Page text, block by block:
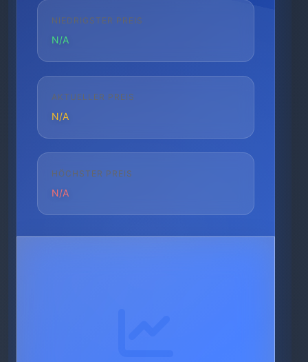
NIEDRIGSTER PREIS
N/A
AKTUELLER PREIS
N/A
HÖCHSTER PREIS
N/A